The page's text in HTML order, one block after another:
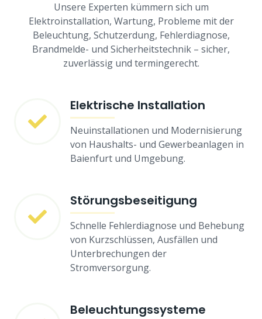
Unsere Experten kümmern sich um
Elektroinstallation, Wartung, Probleme mit der
Beleuchtung, Schutzerdung, Fehlerdiagnose,
Brandmelde- und Sicherheitstechnik – sicher,
zuverlässig und termingerecht.
Elektrische Installation
Neuinstallationen und Modernisierung
von Haushalts- und Gewerbeanlagen in
Baienfurt und Umgebung.
Störungsbeseitigung
Schnelle Fehlerdiagnose und Behebung
von Kurzschlüssen, Ausfällen und
Unterbrechungen der
Stromversorgung.
Beleuchtungssysteme